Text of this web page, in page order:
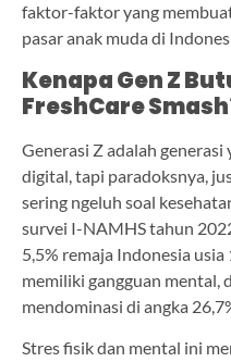
faktor-faktor yang
pasar anak muda di
Kenapa Gen Z
FreshCare
Generasi Z adalah
digital, tapi paradoksnya,
sering ngeluh soal
survei I-NAMHS tahun
5,5% remaja Indonesia
memiliki gangguan mental,
mendominasi di angka
Stres fisik dan mental ini